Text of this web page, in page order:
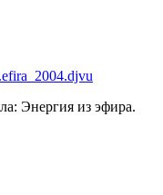
Энергия из эфира.